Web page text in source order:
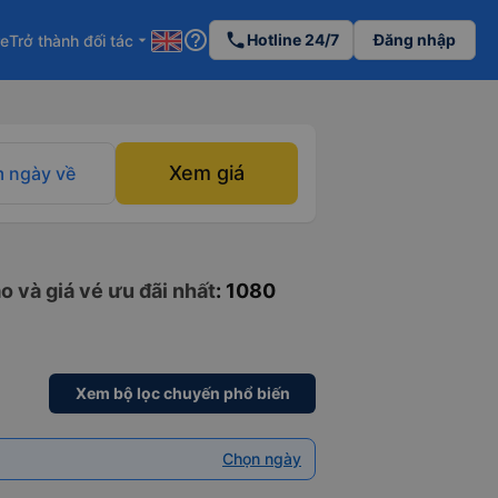
Trở thành đối tác arrow_drop_down help_outline phoneHotline 24/7 Đăng nhập
ngày về Xem giá
và giá vé ưu đãi nhất: 1080
Xem bộ lọc chuyến phổ biến
Chọn ngày